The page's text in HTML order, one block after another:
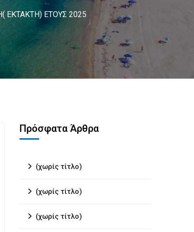
ΕΚΤΑΚΤΗ) ΕΤΟΥΣ 2025
Πρόσφατα Άρθρα
(χωρίς τίτλο)
(χωρίς τίτλο)
(χωρίς τίτλο)